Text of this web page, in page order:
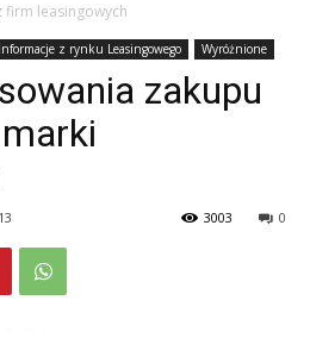
firm leasingowych
Informacje z rynku Leasingowego Wyróżnione
zakupu
0
3003